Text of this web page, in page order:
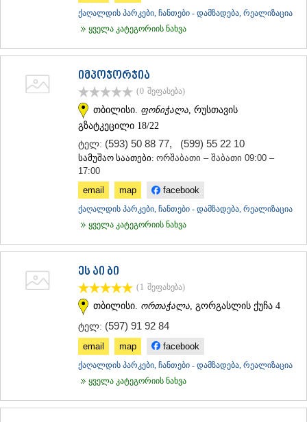
ქაღალდის პარკები, ჩანთები - დამზადება, რეალიზაცია
ყველა კატეგორიის ნახვა
იმპოჯორჯია
(0 შეფასება)
თბილისი. ფონიჭალა , რუსთავის
გზატკეცილი 18/22
ტელ: (593) 50 88 77, (599) 55 22 10
სამუშაო საათები: ორშაბათი – შაბათი 09:00 –
17:00
email
map facebook
ქაღალდის პარკები, ჩანთები - დამზადება, რეალიზაცია
ყველა კატეგორიის ნახვა
ეს აი ბი
(1 შეფასება)
თბილისი. ორთაჭალა , გორგასლის ქუჩა 4
ტელ: (597) 91 92 84
email map facebook
ქაღალდის პარკები, ჩანთები - დამზადება, რეალიზაცია
ყველა კატეგორიის ნახვა